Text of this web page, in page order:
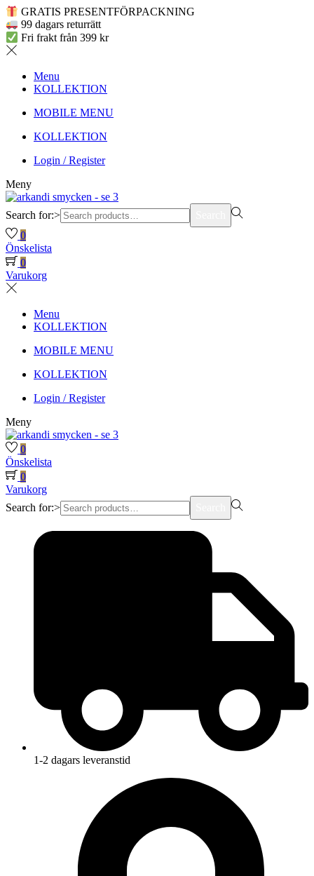
GRATIS PRESENTFÖRPACKNING
99 dagars returrätt
Fri frakt från 399 kr
Menu
KOLLEKTION
MOBILE MENU
KOLLEKTION
Login / Register
Meny
Search for:>
0
Önskelista
0
Varukorg
Menu
KOLLEKTION
MOBILE MENU
KOLLEKTION
Login / Register
Meny
0
Önskelista
0
Varukorg
Search for:>
1-2 dagars leveranstid